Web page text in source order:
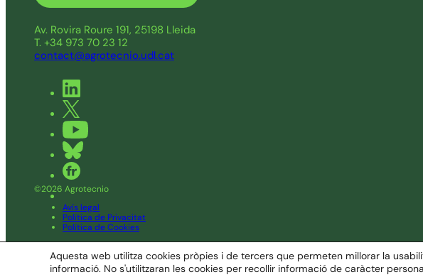
Av. Rovira Roure 191, 25198 Lleida
T. +34 973 70 23 12
contact@agrotecnio.udl.cat
©2026 Agrotecnio
Avís legal
Política de Privacitat
Política de Cookies
Disseny Latipo.cat
Subscriu-te al nostre butlletí i estigues al dia de les novetats
SUBSCRIU-TE
Aquesta web utilitza cookies pròpies i de tercers que permeten millorar la
informació. No s'utilitzaran les cookies per recollir informació de caràcter